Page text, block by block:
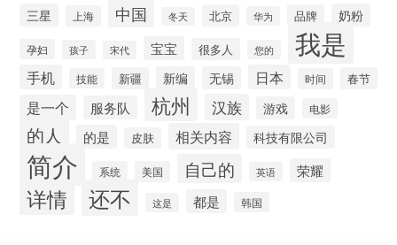
三星 上海 中国 冬天 北京 华为 品牌 奶粉
孕妇 孩子 宋代 宝宝 很多人 您的 我是
手机 技能 新疆 新编 无锡 日本 时间 春节
是一个 服务队 杭州 汉族 游戏 电影
的人 的是 皮肤 相关内容 科技有限公司
简介 系统 美国 自己的 英语 荣耀
详情 还不 这是 都是 韩国